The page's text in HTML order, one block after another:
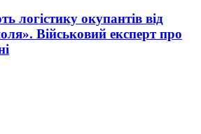
логістику окупантів від
Військовий експерт про